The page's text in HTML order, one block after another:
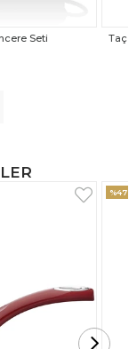
Seti Siyah
%18